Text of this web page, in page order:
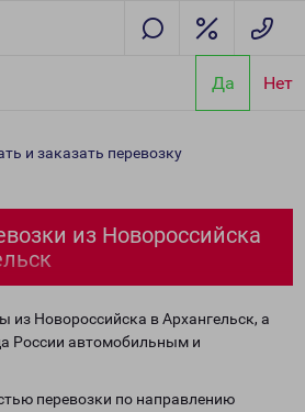
Да Нет
и заказать перевозку
из Новороссийска
из Новороссийска в Архангельск, а
России автомобильным и
перевозки по направлению